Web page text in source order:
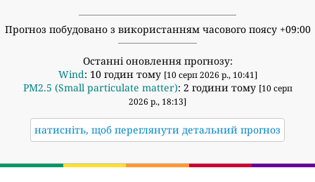
Прогноз побудовано з використанням часового поясу +09:00
Останні оновлення прогнозу:
Wind: 10 годин тому [10 серп 2026 р., 10:41]
PM2.5 (Small particulate matter): 2 години тому [10 серп
2026 р., 18:13]
натисніть, щоб переглянути детальний прогноз